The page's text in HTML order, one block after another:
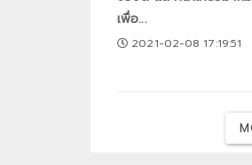
เพื่อ...
2021-02-08 17:19:51